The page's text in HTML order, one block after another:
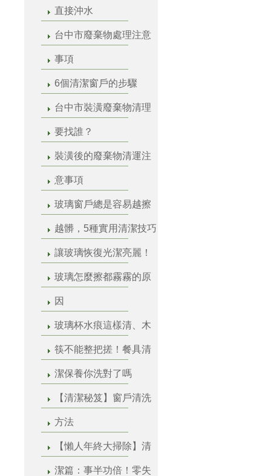
直接沖水
台中市廢棄物處理注意
事項
6個清潔窗戶的步驟
台中市裝潢廢棄物清理
要找誰？
裝潢後的廢棄物清運注
意事項
玻璃窗戶總是容易越擦
越髒，5種實用清潔技巧
讓玻璃恢復光潔亮麗！
玻璃怎麼擦都霧霧的原
因
玻璃杯水痕這樣清、木
筷不能整把搓！餐具清
潔保養你洗對了嗎
【清潔秘笈】窗戶清洗
方法
【懶人年終大掃除】清
潔篇：事半功倍！零失